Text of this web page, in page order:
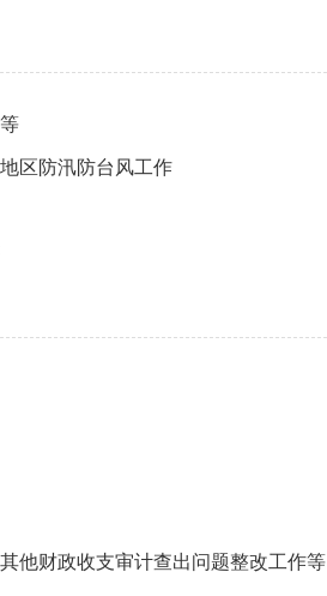
区防汛防台风工作
他财政收支审计查出问题整改工作等